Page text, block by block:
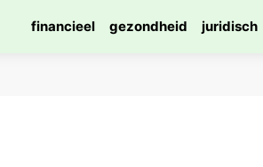
financieel gezondheid juridisch